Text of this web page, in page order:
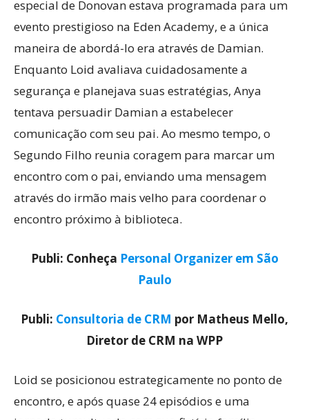
especial de Donovan estava programada para um
evento prestigioso na Eden Academy, e a única
maneira de abordá-lo era através de Damian.
Enquanto Loid avaliava cuidadosamente a
segurança e planejava suas estratégias, Anya
tentava persuadir Damian a estabelecer
comunicação com seu pai. Ao mesmo tempo, o
Segundo Filho reunia coragem para marcar um
encontro com o pai, enviando uma mensagem
através do irmão mais velho para coordenar o
encontro próximo à biblioteca.
Publi: Conheça Personal Organizer em São
Paulo
Publi: Consultoria de CRM por Matheus Mello,
Diretor de CRM na WPP
Loid se posicionou estrategicamente no ponto de
encontro, e após quase 24 episódios e uma